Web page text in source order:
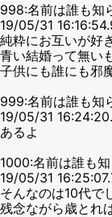
998:名前は誰も知
19/05/31
純粋にお互いが好
青い結婚って無い
子供にも誰にも邪
999:名前は誰も知
19/05/31
あるよ
1000:名前は誰も
19/05/31
そんなのは10代で
残念ながら歳とれ